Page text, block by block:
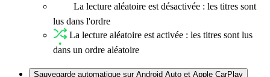
La lecture aléatoire est désactivée : les titres sont
lus dans l'ordre
La lecture aléatoire est activée : les titres sont lus
dans un ordre aléatoire
Sauvegarde automatique sur Android Auto et Apple CarPlay